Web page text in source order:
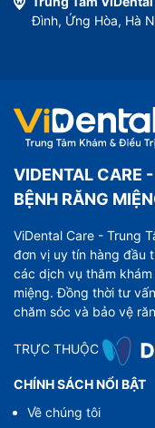
Đình, Ứng Hòa, Hà
VIDENTAL CARE
BỆNH RĂNG
ViDental Care - Trung
đơn vị uy tín hàng đầu
các dịch vụ thăm
miệng. Đồng thời tư
chăm sóc và bảo vệ
TRỰC THUỘC
CHÍNH SÁCH NỔI BẬT
Về chúng tôi